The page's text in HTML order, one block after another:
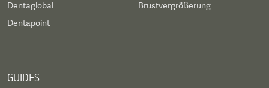
Dentaglobal
Dentapoint
Brustvergrößerung
GUIDES